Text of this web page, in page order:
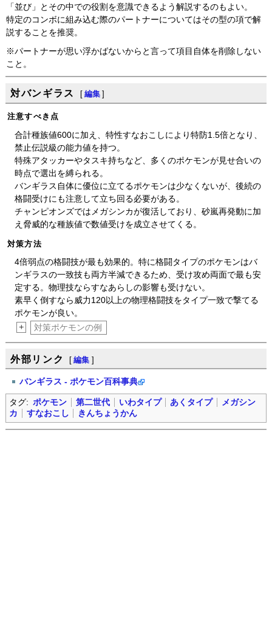
「並び」とその中での役割を意識できるよう解説するのもよい。
特定のコンボに組み込む際のパートナーについてはその型の項で解
説することを推奨。
※パートナーが思い浮かばないからと言って項目自体を削除しない
こと。
対バンギラス [ 編集 ]
注意すべき点
合計種族値600に加え、特性すなおこしにより特防1.5倍となり、
禁止伝説級の能力値を持つ。
特殊アタッカーやタスキ持ちなど、多くのポケモンが見せ合いの
時点で選出を縛られる。
バンギラス自体に優位に立てるポケモンは少なくないが、後続の
格闘受けにも注意して立ち回る必要がある。
チャンピオンズではメガシンカが復活しており、砂嵐再発動に加
え脅威的な種族値で数値受けを成立させてくる。
対策方法
4倍弱点の格闘技が最も効果的。特に格闘タイプのポケモンはバ
ンギラスの一致技も両方半減できるため、受け攻め両面で最も安
定する。物理技ならすなあらしの影響も受けない。
素早く倒すなら威力120以上の物理格闘技をタイプ一致で撃てる
ポケモンが良い。
+ 対策ポケモンの例
外部リンク [ 編集 ]
バンギラス - ポケモン百科事典
タグ: ポケモン 第二世代 いわタイプ あくタイプ
メガシン
カ
すなおこし きんちょうかん